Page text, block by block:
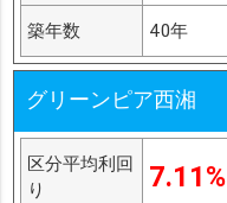
築年数 40年
グリーンピア西湘
区分平均利回
り
7.11%